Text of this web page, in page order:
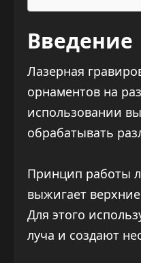
Введение
Лазерная
орнаментов на
использовании
обрабатывать
Принцип работы
выжигает
Для этого
луча и создают